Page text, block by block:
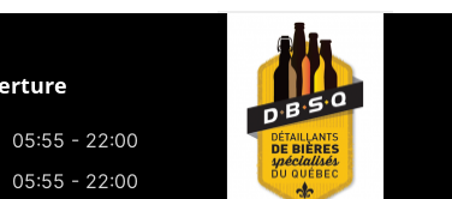
05:55 - 22:00
05:55 - 22:00